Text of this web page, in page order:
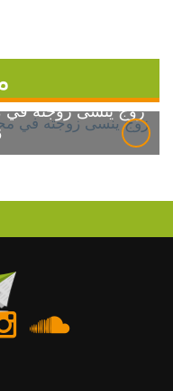
زوج ينسى زوجته في
6